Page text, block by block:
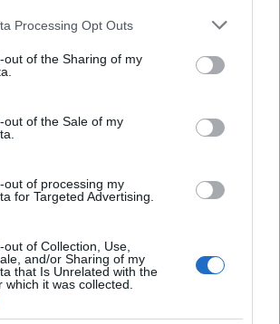
website/app uses one or more Google
visit or usage behaviour. You may click to
to Google and its third-party tags to
below specified purposes in below Google
Processing Opt Outs
out of the Sharing of my
out of the Sale of my
out of processing my
for Targeted Advertising.
of Collection, Use,
and/or Sharing of my
that Is Unrelated with the
which it was collected.
πρωτοβουλία για ειρήνευση
στους πρώην μαχητές και